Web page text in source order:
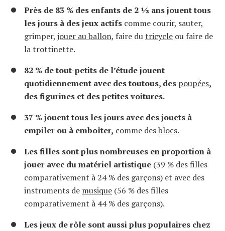
Près de 83 % des enfants de 2 ½ ans jouent tous
les jours à des jeux actifs comme courir, sauter,
grimper, jouer au ballon, faire dutricycle ou faire de
la trottinette.
82 % de tout-petits de l’étude jouent
quotidiennement avec des toutous, des poupées,
des figurines et des petites voitures.
37 % jouent tous les jours avec des jouets à
empiler ou à emboîter, comme desblocs.
Les filles sont plus nombreuses en proportion à
jouer avec du matériel artistique (39 % des filles
comparativement à 24 % des garçons) et avec des
instruments de musique (56 % des filles
comparativement à 44 % des garçons).
Les jeux de rôle sont aussi plus populaires chez